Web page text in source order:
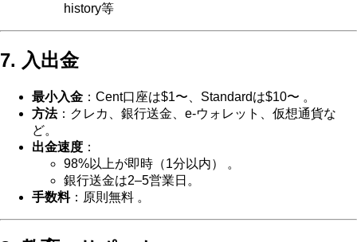
history等
7. 入出金
最小入金 ：Cent口座は$1〜、Standardは$10〜 。
方法：クレカ、銀行送金、e‑ウォレット、仮想通貨な
ど。
出金速度 ：
98%以上が即時（1分以内） 。
銀行送金は2–5営業日。
手数料：原則無料 。